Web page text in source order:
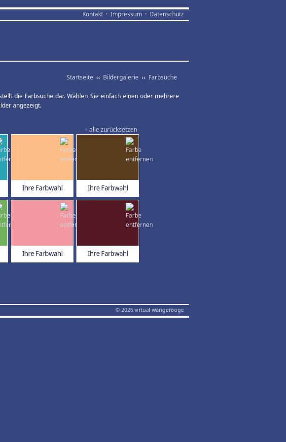
Kontakt · Impressum · Datenschutz
Startseite ‹‹ Bildergalerie ‹‹ Farbsuche
die Farbsuche dar. Wählen Sie einfach einen oder mehrere
angezeigt.
× alle zurücksetzen
Ihre Farbwahl Ihre Farbwahl
Ihre Farbwahl Ihre Farbwahl
© 2026 virtual wangerooge